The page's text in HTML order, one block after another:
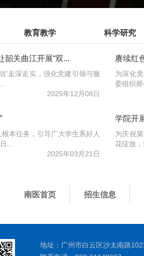
教育教学 科学研究
韶关曲江开展“双...
”走深走实，强化党建引领与服
2025年12月08日
赓续红
为深化
委组织
本任务，引导广大学生系好人
...
2025年03月21日
学院开
为庆祝
花绽放
南医首页 招生信息
地址：广州市白云区沙太南路